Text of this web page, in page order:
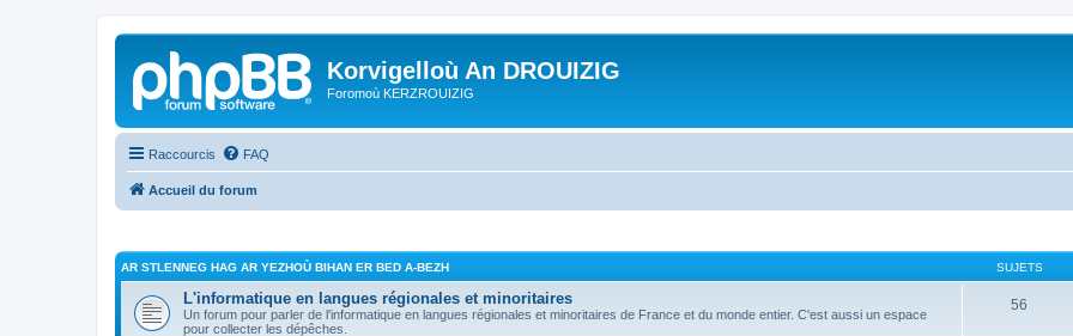
Korvigelloù An DROUIZIG
Foromoù KERZROUIZIG
Raccourcis FAQ
Accueil du forum
AR STLENNEG HAG AR YEZHOÙ BIHAN ER BED A-BEZH SUJETS
L'informatique en langues régionales et minoritaires
Un forum pour parler de l'informatique en langues régionales et minoritaires de France et du monde entier. C'est aussi un espace
pour collecter les dépêches.
56